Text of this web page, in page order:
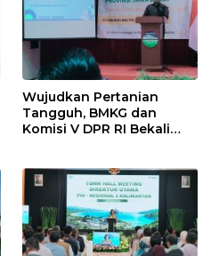
Wujudkan Pertanian
Tangguh, BMKG dan
Komisi V DPR RI Bekali